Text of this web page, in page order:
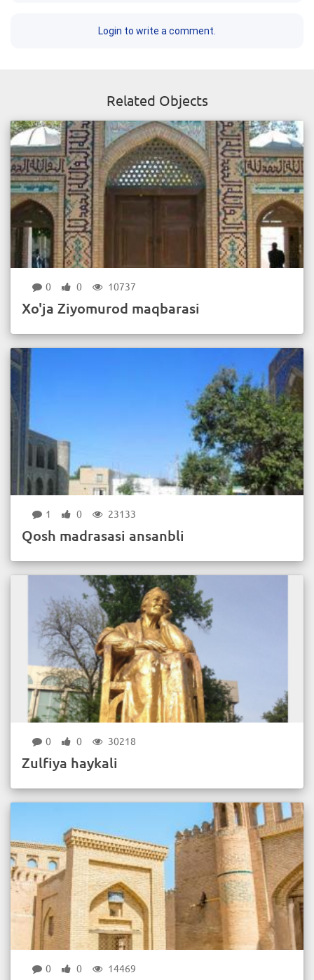
Login to write a comment.
Related Objects
0 0 10737
Xo'ja Ziyomurod maqbarasi
1 0 23133
Qosh madrasasi ansanbli
0 0 30218
Zulfiya haykali
0 0 14469